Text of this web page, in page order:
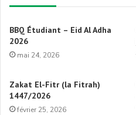
BBQ Étudiant – Eid Al Adha
2026
mai 24, 2026
Zakat El-Fitr (la Fitrah)
1447/2026
février 25, 2026